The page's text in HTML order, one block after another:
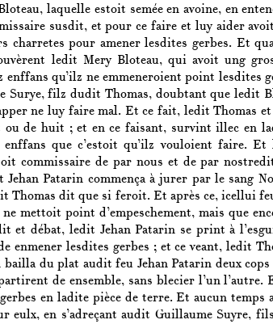
laquelle estoit semée en avoine, en
susdit, et pour ce faire et luy aider
charretes pour amener lesdites gerbes. Et
ledit Mery Bloteau, qui avoit ung
qu’ilz ne emmeneroient point lesdites
Surye, filz dudit Thomas, doubtant que ledit
ne luy faire mal. Et ce fait, ledit Thomas
ou de huit ; et en ce faisant, survint illec en
enffans que c’estoit qu’ilz vouloient faire.
commissaire de par nous et de par
Patarin commença à jurer par le sang
Thomas dit que si feroit. Et après ce, icellui
mettoit point d’empeschement, mais que
et débat, ledit Jehan Patarin se print à
enmener lesdites gerbes ; et ce veant, ledit
du plat audit feu Jehan Patarin deux
de ensemble, sans blecier l’un l’autre.
en ladite pièce de terre. Et aucun
eulx, en s’adreçant audit Guillaume Suyre,